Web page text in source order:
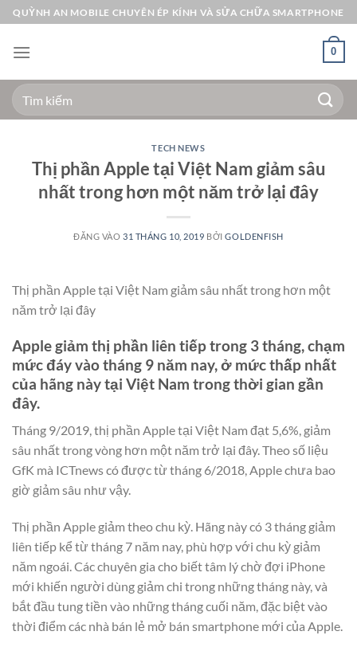
Bỏ
qua
nội
QUỲNH AN MOBILE CHUYÊN ÉP KÍNH VÀ SỬA CHỮA SMARTPHONE
0
Tìm
kiếm:
TECH NEWS
Thị phần Apple tại Việt Nam giảm sâu
nhất trong hơn một năm trở lại đây
ĐĂNG VÀO31 THÁNG 10, 2019 BỞIGOLDENFISH
Thị phần Apple tại Việt Nam giảm sâu nhất trong hơn một
năm trở lại đây
Apple giảm thị phần liên tiếp trong 3 tháng, chạm
mức đáy vào tháng 9 năm nay, ở mức thấp nhất
của hãng này tại Việt Nam trong thời gian gần
đây.
Tháng 9/2019, thị phần Apple tại Việt Nam đạt 5,6%, giảm
sâu nhất trong vòng hơn một năm trở lại đây. Theo số liệu
GfK mà ICTnews có được từ tháng 6/2018, Apple chưa bao
giờ giảm sâu như vậy.
Thị phần Apple giảm theo chu kỳ. Hãng này có 3 tháng giảm
liên tiếp kể từ tháng 7 năm nay, phù hợp với chu kỳ giảm
năm ngoái. Các chuyên gia cho biết tâm lý chờ đợi iPhone
mới khiến người dùng giảm chi trong những tháng này, và
bắt đầu tung tiền vào những tháng cuối năm, đặc biệt vào
thời điểm các nhà bán lẻ mở bán smartphone mới của Apple.